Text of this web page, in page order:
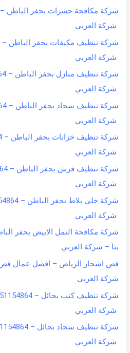
شركة العربي
شركة العربي
شركة العربي
شركة العربي
شركة العربي
شركة العربي
شركة العربي
بنا – شركة العربي
قص اشجار الرياض – افضل عمال قص
شركة العربي
شركة العربي
شركة العربي